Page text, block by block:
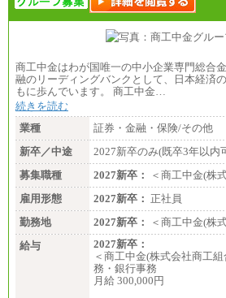
商工中金はわが国唯一の中小企業専門総合
融のリーディングバンクとして、日本経済
もに歩んでいます。 商工中金…
続きを読む
業種
証券・金融・保険/その他
新卒／中途
2027新卒のみ(既卒3年以内
募集職種
2027新卒：
＜商工中金(株
雇用形態
2027新卒： 正社員
勤務地
2027新卒：
＜商工中金(株
給与
2027新卒：
＜商工中金(株式会社商工
務・銀行事務
月給 300,000円